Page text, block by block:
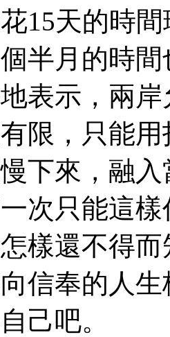
15天的時
半月的時
表示，兩
限，只能
下來，融
次只能這
樣還不得
信奉的人
自己吧。